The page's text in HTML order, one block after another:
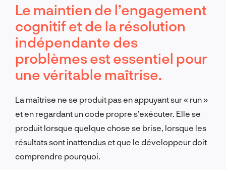
Le maintien de l’engagement
cognitif et de la résolution
indépendante des
problèmes est essentiel pour
une véritable maîtrise.
La maîtrise ne se produit pas en appuyant sur « run »
et en regardant un code propre s’exécuter. Elle se
produit lorsque quelque chose se brise, lorsque les
résultats sont inattendus et que le développeur doit
comprendre pourquoi.